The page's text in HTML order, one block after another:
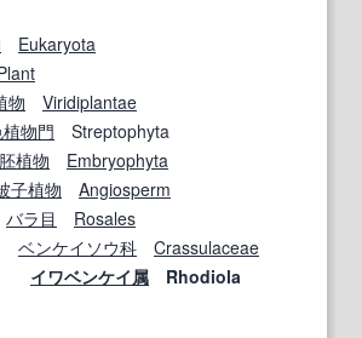
Eukaryota
物
Viridiplantae
物門 Streptophyta
胚植物
Embryophyta
子植物
Angiosperm
バラ目
Rosales
ベンケイソウ科
Crassulaceae
イワベンケイ属 Rhodiola